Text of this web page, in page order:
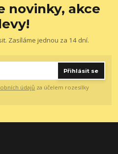
novinky, akce
Zasíláme jednou za 14 dní.
Přihlásit se
údajů za účelem rozesílky